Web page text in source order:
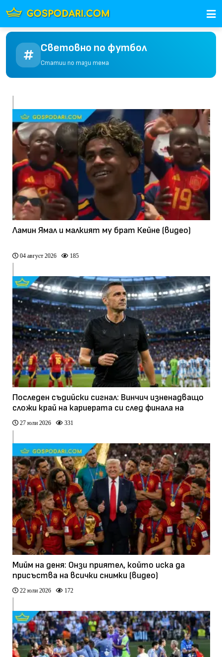
Световно по футбол
Статии по тази тема
Ламин Ямал и малкият му брат Кейне (видео)
04 август 2026 185
Последен съдийски сигнал: Винчич изненадващо
сложи край на кариерата си след финала на
Мондиала
27 юли 2026 331
Мийм на деня: Онзи приятел, който иска да
присъства на всички снимки (видео)
22 юли 2026 172